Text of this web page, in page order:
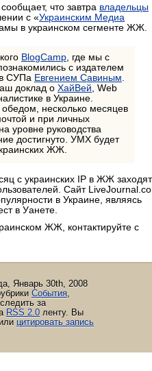
сообщает, что завтра владельцы
с «Украинским Медиа
в украинском сегменте ЖЖ.
BlogCamp , где мы с
с издателем
СУПа Евгением Савиным
доклад о ХайВей , Web
в Украине.
обедом, несколько месяцев
и при личных
уровне руководства
достигнуто. УМХ будет
ЖЖ.
с украинских IP в ЖЖ заходят
Сайт
в Украине, являясь
в Уанете.
ЖЖ, контактируйте с
Январь 30th, 2008
События
за
RSS 2.0 ленту. Вы
или цитировать запись